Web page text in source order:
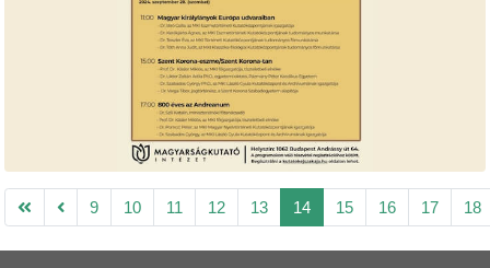
9 10 11 12 13 14 15 16 17 18